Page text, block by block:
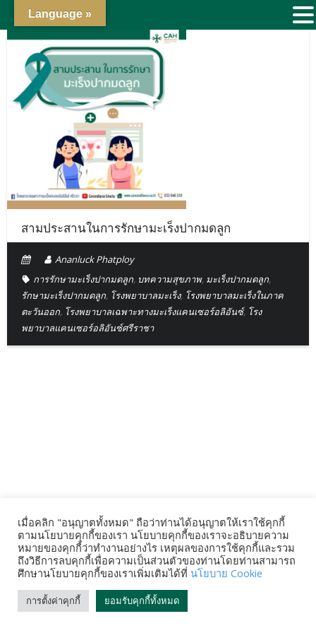
สามประสานในการรักษามะเร็งปากมดลูก
Ananluck Phatploy
การรักษามะเร็งปากมดลูก, บทความสุขภาพ, มะเร็งปากมดลูก,
รักษามะเร็งปากมดลูก, โรงพยาบาลมะเร็ง, โรงพยาบาลมะเร็งในภาค
ตะวันออก, โรงพยาบาลเฉพาะทางมะเร็งแคนเซอร์อลิอันซ์, โรง
พยาบาลแคนเซอร์อลิอันซ์ศรีราชา
เมื่อคลิก "อนุญาตทั้งหมด" ถือว่าท่านได้อนุญาตให้เราใช้คุกกี้
ตามนโยบายคุกกี้ของเรา นโยบายคุกกี้ของเราจะอธิบายความ
หมายของคุกกี้ว่าทำงานอย่างไร เหตุผลของการใช้คุกกี้และรวม
ถึงวิธีการลบคุกกี้เพื่อความเป็นส่วนตัวของท่านโดยท่านสามารถ
ศึกษานโยบายคุกกี้ของเราเพิ่มเติมได้ที่ นโยบาย Cookie
การตั้งค่าคุกกี้ ยอมรับคุกกี้ทั้งหมด
Language »